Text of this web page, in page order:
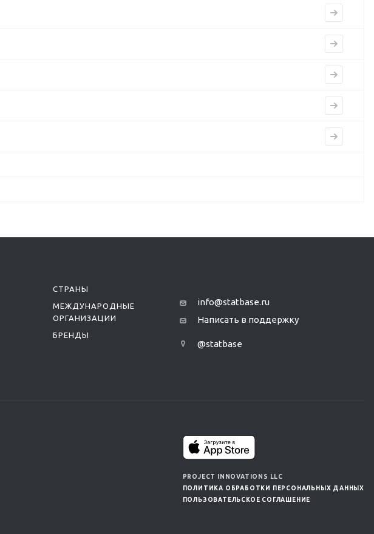
СТРАНЫ
МЕЖДУНАРОДНЫЕ
ОРГАНИЗАЦИИ
БРЕНДЫ
info@statbase.ru
Написать в поддержку
@statbase
PROJECT INNOVATIONS LLC
ПОЛИТИКА ОБРАБОТКИ ПЕРСОНАЛЬНЫХ ДАННЫХ
ПОЛЬЗОВАТЕЛЬСКОЕ СОГЛАШЕНИЕ